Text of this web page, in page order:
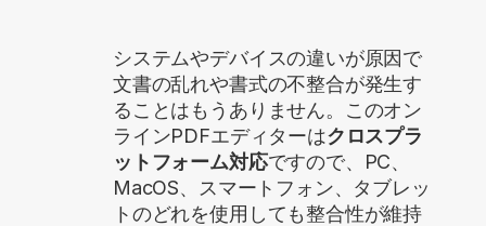
システムやデバイスの違いが原因で
文書の乱れや書式の不整合が発生す
ることはもうありません。このオン
ラインPDFエディターはクロスプラ
ットフォーム対応ですので、PC、
MacOS、スマートフォン、タブレッ
トのどれを使用しても整合性が維持